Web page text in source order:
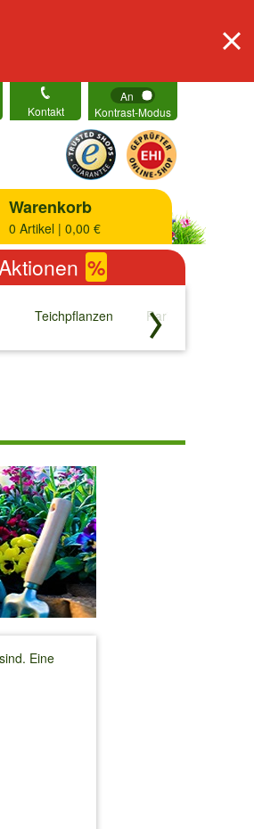
Kontakt
An
Kontrast-Modus
Warenkorb
0 Artikel | 0,00 €
%
Teichpflanzen
↓
Raritäten
↓
Eine